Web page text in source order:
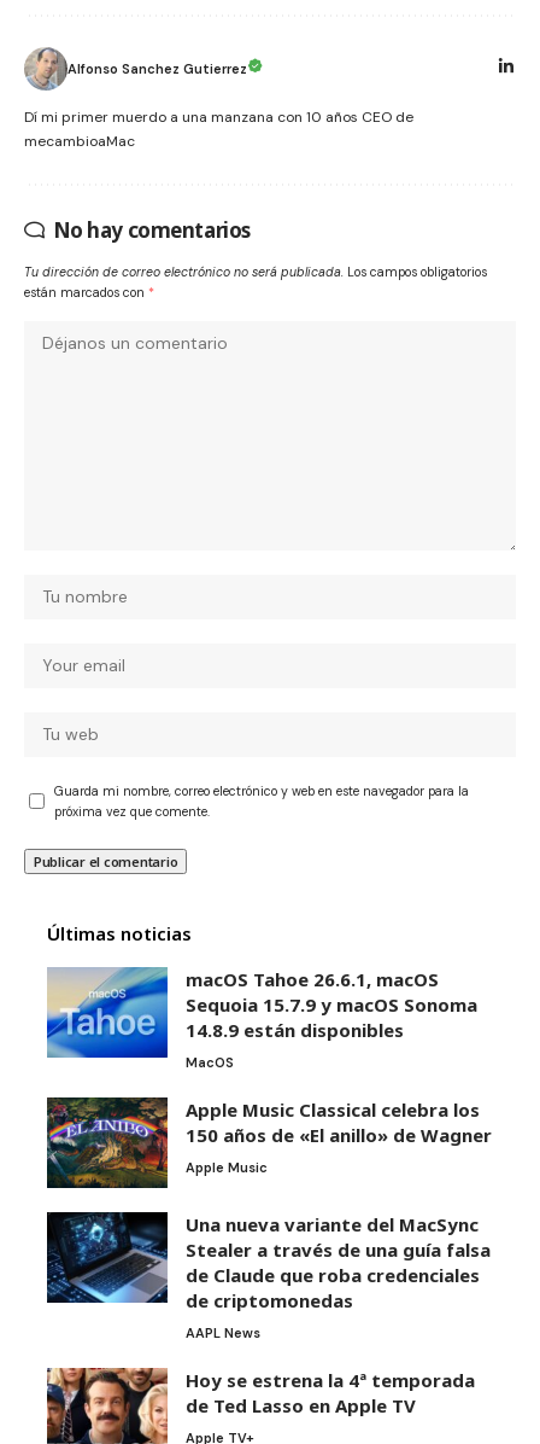
Alfonso Sanchez Gutierrez
Dí mi primer muerdo a una manzana con 10 años CEO de
mecambioaMac
No hay comentarios
Tu dirección de correo electrónico no será publicada. Los campos obligatorios
están marcados con *
Guarda mi nombre, correo electrónico y web en este navegador para la
próxima vez que comente.
Últimas noticias
macOS Tahoe 26.6.1, macOS
Sequoia 15.7.9 y macOS Sonoma
14.8.9 están disponibles
MacOS
Apple Music Classical celebra los
150 años de «El anillo» de Wagner
Apple Music
Una nueva variante del MacSync
Stealer a través de una guía falsa
de Claude que roba credenciales
de criptomonedas
AAPL News
Hoy se estrena la 4ª temporada
de Ted Lasso en Apple TV
Apple TV+